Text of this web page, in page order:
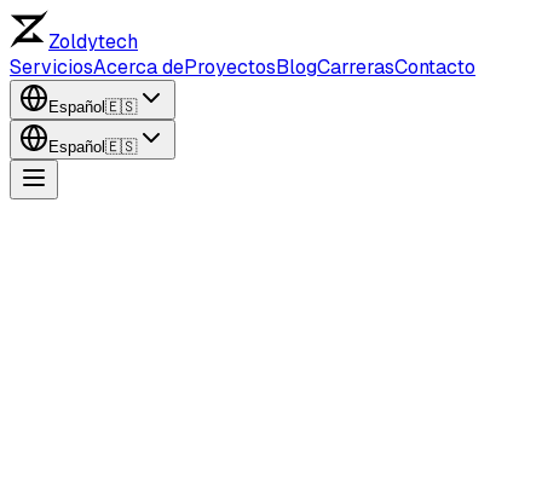
Zoldytech
ServiciosAcerca deProyectosBlogCarrerasContacto
Español 🇪🇸
Español 🇪🇸